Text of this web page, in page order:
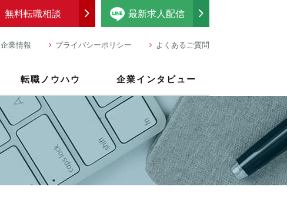
最新求人配信
無料転職相談
企業情報 プライバシーポリシー よくあるご質問
転職ノウハウ 企業インタビュー